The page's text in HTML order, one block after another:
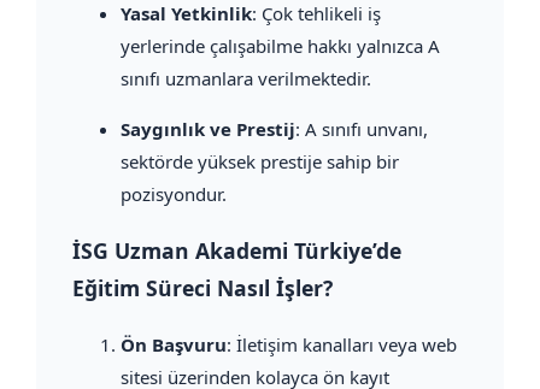
Yasal Yetkinlik: Çok tehlikeli iş
yerlerinde çalışabilme hakkı yalnızca A
sınıfı uzmanlara verilmektedir.
Saygınlık ve Prestij: A sınıfı unvanı,
sektörde yüksek prestije sahip bir
pozisyondur.
İSG Uzman Akademi Türkiye’de
Eğitim Süreci Nasıl İşler?
Ön Başvuru: İletişim kanalları veya web
sitesi üzerinden kolayca ön kayıt